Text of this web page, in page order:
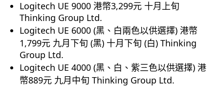
Logitech UE 9000 港幣3,299元 十月上旬
Thinking Group Ltd.
Logitech UE 6000 (黑、白兩色以供選擇) 港幣
1,799元 九月下旬 (黑) 十月下旬 (白) Thinking
Group Ltd.
Logitech UE 4000 (黑、白、紫三色以供選擇) 港
幣889元 九月中旬 Thinking Group Ltd.